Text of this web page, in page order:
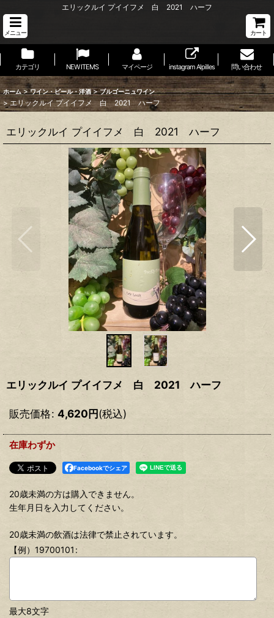
エリックルイ プイイフメ 白 2021 ハーフ
メニュー カート
カテゴリ NEW ITEMS マイページ instagram Alpilles 問い合わせ
ホーム > ワイン・ビール・洋酒 > ブルゴーニュワイン
> エリックルイ プイイフメ 白 2021 ハーフ
エリックルイ プイイフメ 白 2021 ハーフ
エリックルイ プイイフメ 白 2021 ハーフ
販売価格: 4,620円(税込)
在庫わずか
Facebookでシェア
20歳未満の方は購入できません。
生年月日を入力してください。
20歳未満の飲酒は法律で禁止されています。
【例）19700101 :
最大8文字